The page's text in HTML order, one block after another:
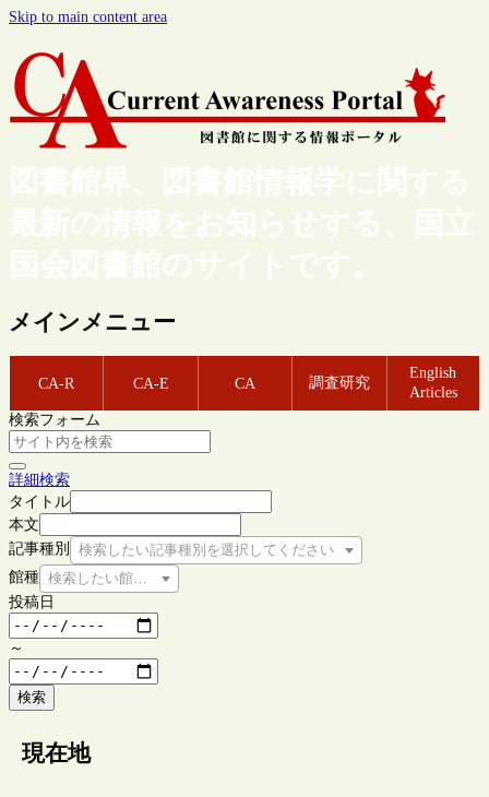
Skip to main content area
図書館界、図書館情報学に関する
最新の情報をお知らせする、国立
国会図書館のサイトです。
メインメニュー
CA-R CA-E CA 調査研究
English
Articles
検索フォーム
詳細検索
タイトル
本文
記事種別
検索したい記事種別を選択してください
館種 検索したい館種を選択してください
投稿日
～
検索
現在地